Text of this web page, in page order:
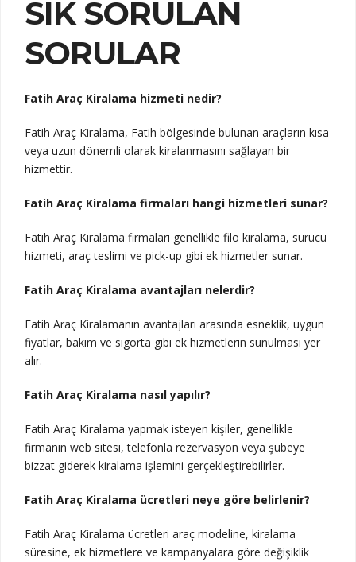
SIK SORULAN
SORULAR
Fatih Araç Kiralama hizmeti nedir?
Fatih Araç Kiralama, Fatih bölgesinde bulunan araçların kısa
veya uzun dönemli olarak kiralanmasını sağlayan bir
hizmettir.
Fatih Araç Kiralama firmaları hangi hizmetleri sunar?
Fatih Araç Kiralama firmaları genellikle filo kiralama, sürücü
hizmeti, araç teslimi ve pick-up gibi ek hizmetler sunar.
Fatih Araç Kiralama avantajları nelerdir?
Fatih Araç Kiralamanın avantajları arasında esneklik, uygun
fiyatlar, bakım ve sigorta gibi ek hizmetlerin sunulması yer
alır.
Fatih Araç Kiralama nasıl yapılır?
Fatih Araç Kiralama yapmak isteyen kişiler, genellikle
firmanın web sitesi, telefonla rezervasyon veya şubeye
bizzat giderek kiralama işlemini gerçekleştirebilirler.
Fatih Araç Kiralama ücretleri neye göre belirlenir?
Fatih Araç Kiralama ücretleri araç modeline, kiralama
süresine, ek hizmetlere ve kampanyalara göre değişiklik